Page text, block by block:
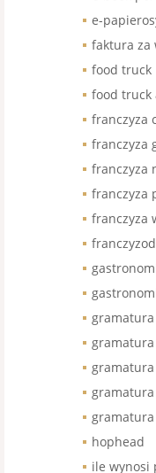
e-
faktura za
food truck
food truck
franczyza
franczyza
franczyza
franczyza
franczyza
gramatura
hophead
ile wynosi